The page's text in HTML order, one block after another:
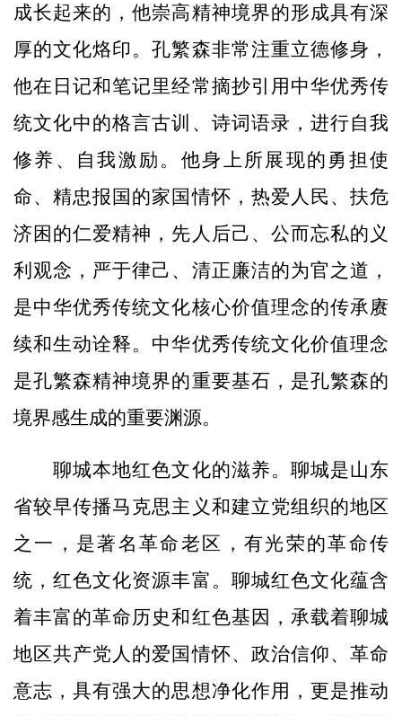
成长起来的，他崇高精神境界的形成具有深
厚的文化烙印。孔繁森非常注重立德修身，
他在日记和笔记里经常摘抄引用中华优秀传
统文化中的格言古训、诗词语录，进行自我
修养、自我激励。他身上所展现的勇担使
命、精忠报国的家国情怀，热爱人民、扶危
济困的仁爱精神，先人后己、公而忘私的义
利观念，严于律己、清正廉洁的为官之道，
是中华优秀传统文化核心价值理念的传承赓
续和生动诠释。中华优秀传统文化价值理念
是孔繁森精神境界的重要基石，是孔繁森的
境界感生成的重要渊源。
聊城本地红色文化的滋养。聊城是山东
省较早传播马克思主义和建立党组织的地区
之一，是著名革命老区，有光荣的革命传
统，红色文化资源丰富。聊城红色文化蕴含
着丰富的革命历史和红色基因，承载着聊城
地区共产党人的爱国情怀、政治信仰、革命
意志，具有强大的思想净化作用，更是推动